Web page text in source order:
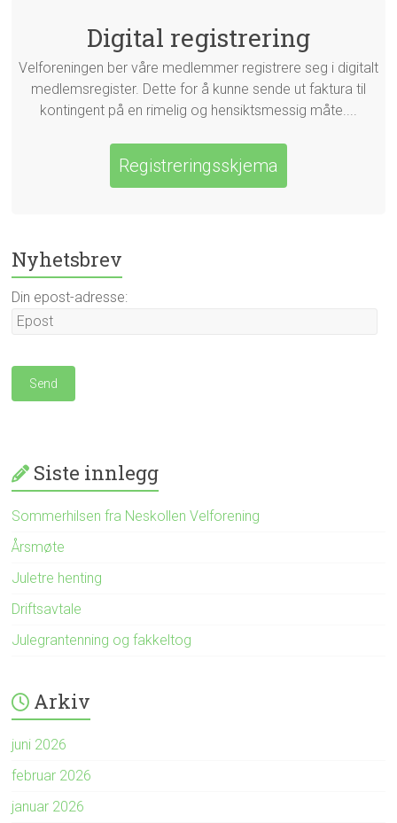
Digital registrering
Velforeningen ber våre medlemmer registrere seg i digitalt
medlemsregister. Dette for å kunne sende ut faktura til
kontingent på en rimelig og hensiktsmessig måte....
Registreringsskjema
Nyhetsbrev
Din epost-adresse:
Siste innlegg
Sommerhilsen fra Neskollen Velforening
Årsmøte
Juletre henting
Driftsavtale
Julegrantenning og fakkeltog
Arkiv
juni 2026
februar 2026
januar 2026